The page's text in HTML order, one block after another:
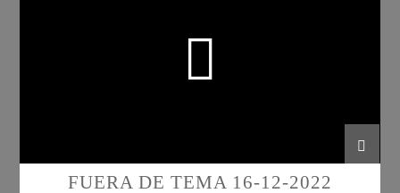
FUERA DE TEMA 16-12-2022